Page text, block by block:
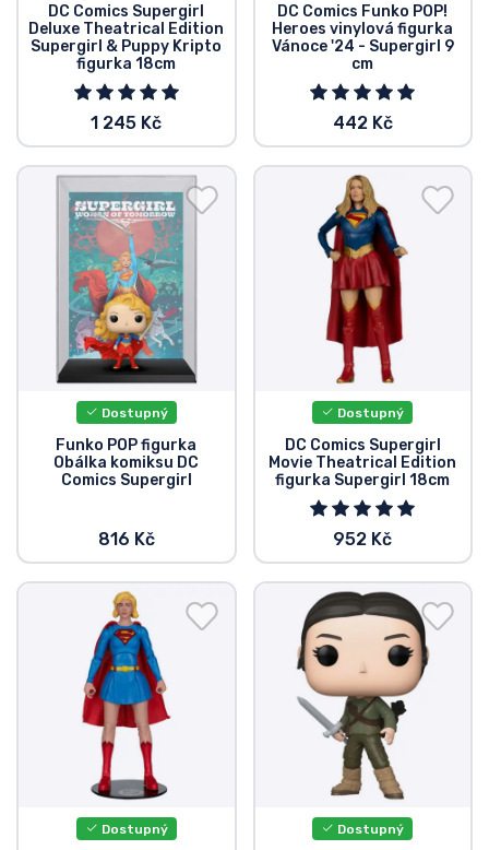
DC Comics Supergirl
Deluxe Theatrical Edition
Supergirl & Puppy Kripto
figurka 18cm
1 245 Kč
DC Comics Funko POP!
Heroes vinylová figurka
Vánoce '24 - Supergirl 9
cm
442 Kč
Dostupný
Funko POP figurka
Obálka komiksu DC
Comics Supergirl
816 Kč
Dostupný
DC Comics Supergirl
Movie Theatrical Edition
figurka Supergirl 18cm
952 Kč
Dostupný Dostupný